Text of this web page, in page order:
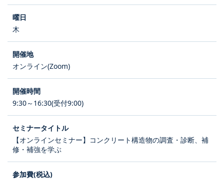
木
オンライン(Zoom)
9:30～16:30(受付9:00)
【オンラインセミナー】コンクリート構造物の調査・診断、補
修・補強を学ぶ